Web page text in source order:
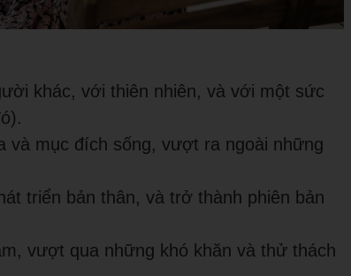
khác, với thiên nhiên, và với một sức
và mục đích sống, vượt ra ngoài những
triển bản thân, và trở thành phiên bản
vượt qua những khó khăn và thử thách